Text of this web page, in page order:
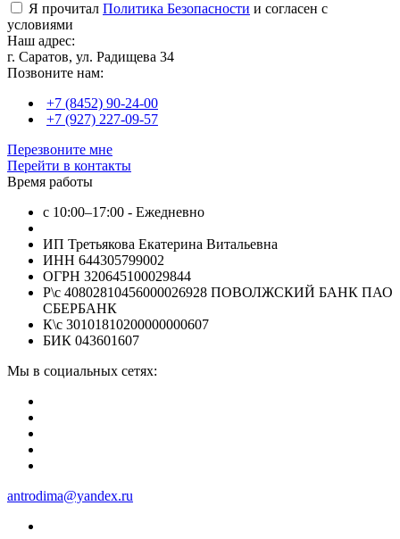
Я прочитал Политика Безопасности и согласен с
условиями
Наш адрес:
г. Саратов, ул. Радищева 34
Позвоните нам:
+7 (8452) 90-24-00
+7 (927) 227-09-57
Перезвоните мне
Перейти в контакты
Время работы
с 10:00–17:00 - Ежедневно
ИП Третьякова Екатерина Витальевна
ИНН 644305799002
ОГРН 320645100029844
Р\с 40802810456000026928 ПОВОЛЖСКИЙ БАНК ПАО
СБЕРБАНК
К\с 30101810200000000607
БИК 043601607
Мы в социальных сетях:
antrodima@yandex.ru